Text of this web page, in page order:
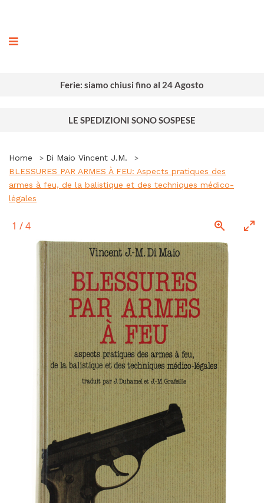
Ferie: siamo chiusi fino al 24 Agosto
LE SPEDIZIONI SONO SOSPESE
Home
Di Maio Vincent J.M.
BLESSURES PAR ARMES À FEU: Aspects pratiques des
armes à feu, de la balistique et des techniques médico-
légales
1 /4